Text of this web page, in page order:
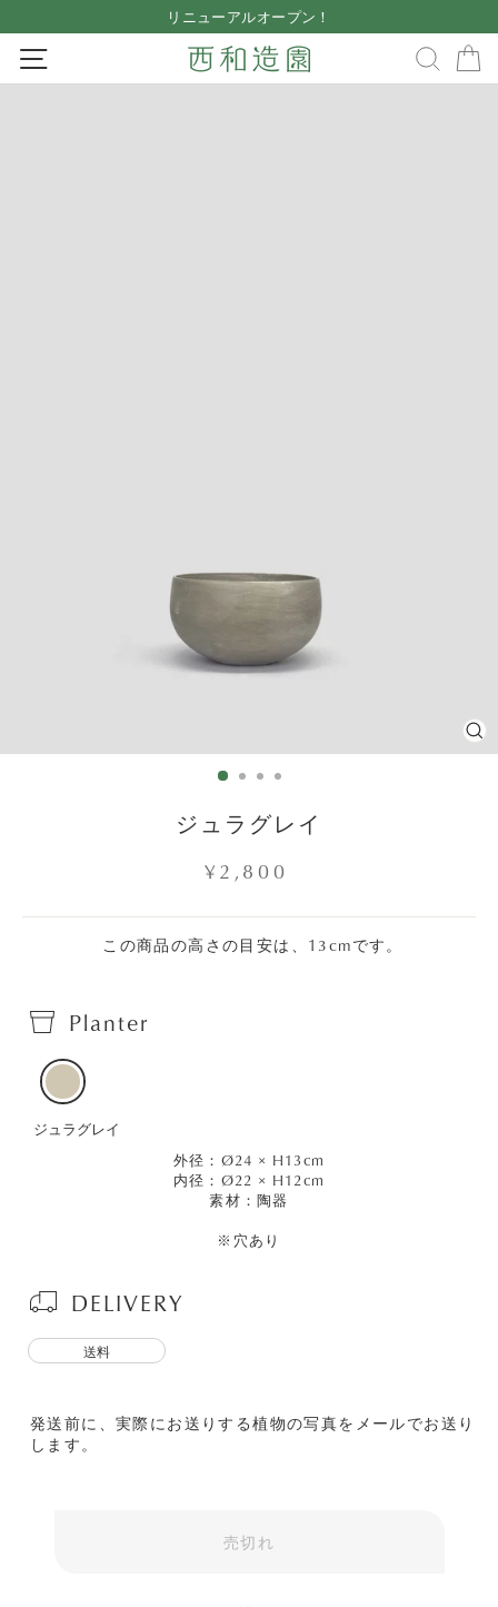
to
content
Pause
slideshow
リニューアルオープン！
SITE NAVIGATION
ジュラグレイ
Regular
¥2,800
この商品の高さの目安は、13cmです。
Planter
ジュラグレイ
外径：Ø24 × H13cm
内径：Ø22 × H12cm
素材：陶器
※穴あり
DELIVERY
送料
発送前に、実際にお送りする植物の写真をメールでお送り
します。
売切れ